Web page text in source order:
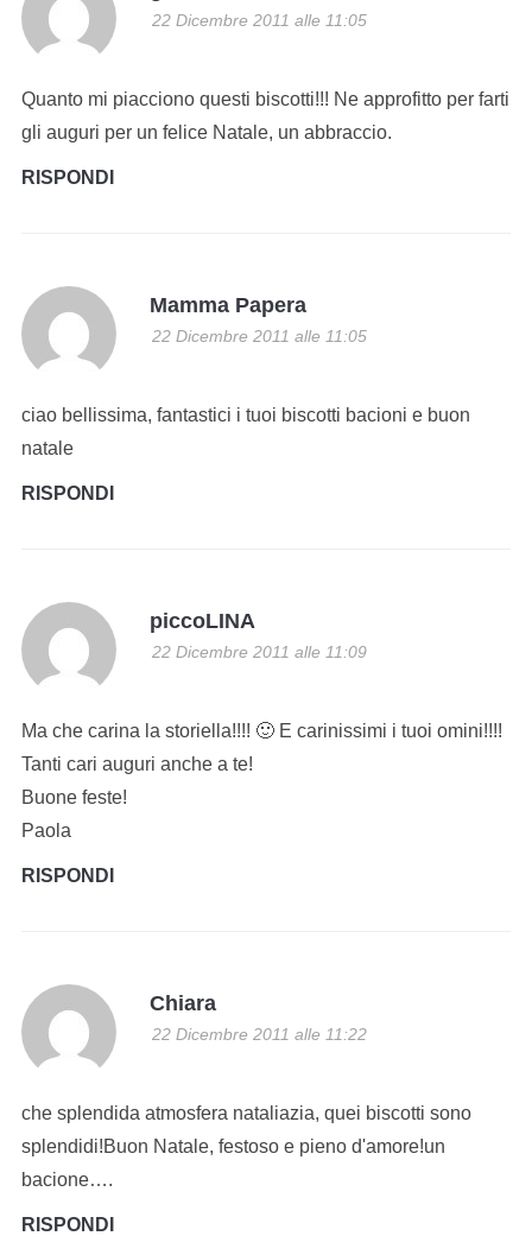
22 Dicembre 2011 alle 11:05
Quanto mi piacciono questi biscotti!!! Ne approfitto per farti
gli auguri per un felice Natale, un abbraccio.
RISPONDI
Mamma Papera
22 Dicembre 2011 alle 11:05
ciao bellissima, fantastici i tuoi biscotti bacioni e buon
natale
RISPONDI
piccoLINA
22 Dicembre 2011 alle 11:09
Ma che carina la storiella!!!! 🙂 E carinissimi i tuoi omini!!!!
Tanti cari auguri anche a te!
Buone feste!
Paola
RISPONDI
Chiara
22 Dicembre 2011 alle 11:22
che splendida atmosfera nataliazia, quei biscotti sono
splendidi!Buon Natale, festoso e pieno d'amore!un
bacione….
RISPONDI